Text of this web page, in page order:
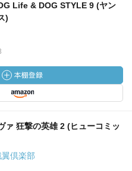
Life & DOG STYLE 9 (ヤン
)
ァ 狂撃の英雄 2 (ヒューコミッ
倶楽部